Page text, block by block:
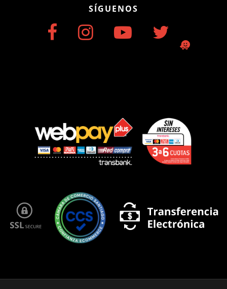
SÍGUENOS